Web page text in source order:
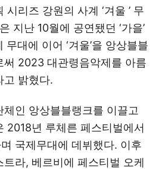
리즈 강원의 사계 ‘겨울 ’ 무
지난 10월에 공연됐던 ‘가을’
대에 이어 ‘겨울’을 앙상블블
써 2023 대관령음악제를 아름
고 밝혔다.
인 앙상블블랭크를 이끌고
2018년 루체른 페스티벌에서
국제무대에 데뷔했다. 이후
라, 베르비에 페스티벌 오케